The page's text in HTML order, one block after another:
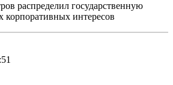
распределил государственную
корпоративных интересов